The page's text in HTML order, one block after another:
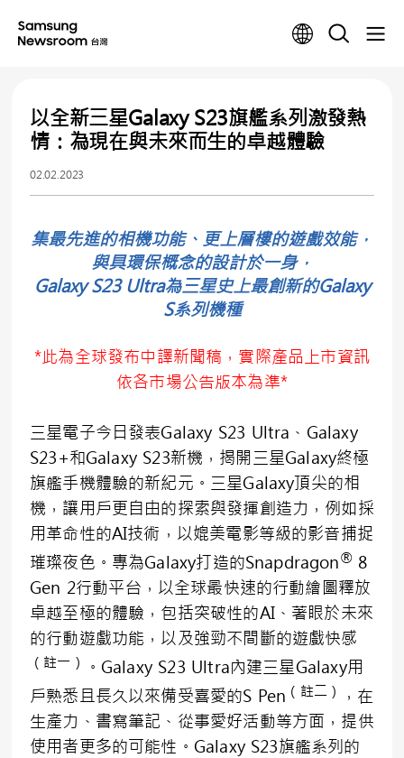
以全新三星Galaxy S23旗艦系列激發熱
情：為現在與未來而生的卓越體驗
02.02.2023
集最先進的相機功能、更上層樓的遊戲效能，
與具環保概念的設計於一身，
Galaxy S23 Ultra為三星史上最創新的Galaxy
S系列機種
*此為全球發布中譯新聞稿，實際產品上市資訊
依各市場公告版本為準*
三星電子今日發表Galaxy S23 Ultra、Galaxy
S23+和Galaxy S23新機，揭開三星Galaxy終極
旗艦手機體驗的新紀元。三星Galaxy頂尖的相
機，讓用戶更自由的探索與發揮創造力，例如採
用革命性的AI技術，以媲美電影等級的影音捕捉
璀璨夜色。專為Galaxy打造的Snapdragon®8
Gen 2行動平台，以全球最快速的行動繪圖釋放
卓越至極的體驗，包括突破性的AI、著眼於未來
的行動遊戲功能，以及強勁不間斷的遊戲快感
（註一）
。Galaxy S23 Ultra內建三星Galaxy用
戶熟悉且長久以來備受喜愛的S Pen （註二）
，在
生產力、書寫筆記、從事愛好活動等方面，提供
使用者更多的可能性。Galaxy S23旗艦系列的